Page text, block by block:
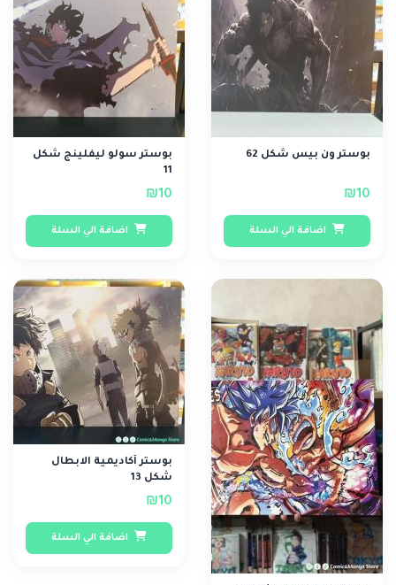
بوستر ون بيس شكل 62
₪10
اضافة الي السلة
بوستر سولو ليفلينج شكل
11
₪10
اضافة الي السلة
بوستر أكاديمية الابطال
شكل 13
₪10
اضافة الي السلة